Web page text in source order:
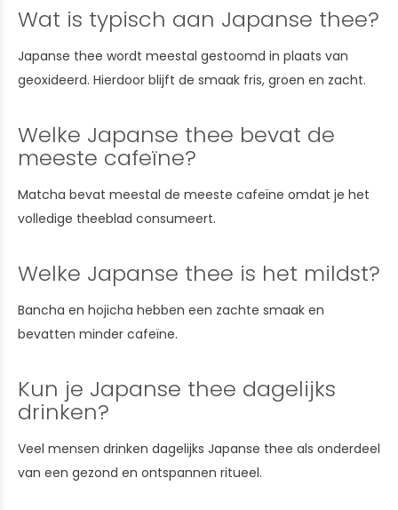
Wat is typisch aan Japanse thee?
Japanse thee wordt meestal gestoomd in plaats van
geoxideerd. Hierdoor blijft de smaak fris, groen en zacht.
Welke Japanse thee bevat de
meeste cafeïne?
Matcha bevat meestal de meeste cafeïne omdat je het
volledige theeblad consumeert.
Welke Japanse thee is het mildst?
Bancha en hojicha hebben een zachte smaak en
bevatten minder cafeïne.
Kun je Japanse thee dagelijks
drinken?
Veel mensen drinken dagelijks Japanse thee als onderdeel
van een gezond en ontspannen ritueel.